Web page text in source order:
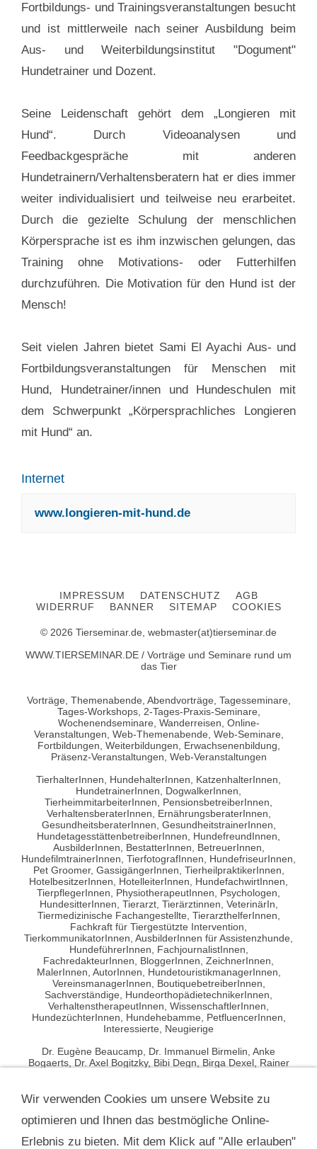
Fortbildungs- und Trainingsveranstaltungen besucht
und ist mittlerweile nach seiner Ausbildung beim
Aus- und Weiterbildungsinstitut "Dogument"
Hundetrainer und Dozent.
Seine Leidenschaft gehört dem „Longieren mit
Hund“. Durch Videoanalysen und
Feedbackgespräche mit anderen
Hundetrainern/Verhaltensberatern hat er dies immer
weiter individualisiert und teilweise neu erarbeitet.
Durch die gezielte Schulung der menschlichen
Körpersprache ist es ihm inzwischen gelungen, das
Training ohne Motivations- oder Futterhilfen
durchzuführen. Die Motivation für den Hund ist der
Mensch!
Seit vielen Jahren bietet Sami El Ayachi Aus- und
Fortbildungsveranstaltungen für Menschen mit
Hund, Hundetrainer/innen und Hundeschulen mit
dem Schwerpunkt „Körpersprachliches Longieren
mit Hund“ an.
Internet
www.longieren-mit-hund.de
IMPRESSUM DATENSCHUTZ
AGB
WIDERRUF
BANNER SITEMAP COOKIES
© 2026 Tierseminar.de, webmaster(at)tierseminar.de
WWW.TIERSEMINAR.DE / Vorträge und Seminare rund um
das Tier
Vorträge, Themenabende, Abendvorträge, Tagesseminare,
Tages-Workshops, 2-Tages-Praxis-Seminare,
Wochenendseminare, Wanderreisen, Online-
Veranstaltungen, Web-Themenabende, Web-Seminare,
Fortbildungen, Weiterbildungen, Erwachsenenbildung,
Präsenz-Veranstaltungen, Web-Veranstaltungen
TierhalterInnen, HundehalterInnen, KatzenhalterInnen,
HundetrainerInnen, DogwalkerInnen,
TierheimmitarbeiterInnen, PensionsbetreiberInnen,
VerhaltensberaterInnen, ErnährungsberaterInnen,
GesundheitsberaterInnen, GesundheitstrainerInnen,
HundetagesstättenbetreiberInnen, HundefreundInnen,
AusbilderInnen, BestatterInnen, BetreuerInnen,
HundefilmtrainerInnen, TierfotografInnen, HundefriseurInnen,
Pet Groomer, GassigängerInnen, TierheilpraktikerInnen,
HotelbesitzerInnen, HotelleiterInnen, HundefachwirtInnen,
TierpflegerInnen, PhysiotherapeutInnen, Psychologen,
HundesitterInnen, Tierarzt, Tierärztinnen, VeterinärIn,
Tiermedizinische Fachangestellte, TierarzthelferInnen,
Fachkraft für Tiergestützte Intervention,
TierkommunikatorInnen, AusbilderInnen für Assistenzhunde,
HundeführerInnen, FachjournalistInnen,
FachredakteurInnen, BloggerInnen, ZeichnerInnen,
MalerInnen, AutorInnen, HundetouristikmanagerInnen,
VereinsmanagerInnen, BoutiquebetreiberInnen,
Sachverständige, HundeorthopädietechnikerInnen,
VerhaltenstherapeutInnen, WissenschaftlerInnen,
HundezüchterInnen, Hundehebamme, PetfluencerInnen,
Interessierte, Neugierige
Dr. Eugène Beaucamp, Dr. Immanuel Birmelin, Anke
Bogaerts, Dr. Axel Bogitzky, Bibi Degn, Birga Dexel, Rainer
Professor Dr. Martin S. Fischer, Ellen Friedrich, Michael
Hartmann, Bianka Kerres, Ines Kivelitz, Dr. Nadine Klein, Dr.
Charlotte Kolodzey, Eva-Maria Krämer, Verena Kretzer, Petra
Kriegel, Gerd Leder, Perdita Lübbe-Scheuermann, Dr.
Wir verwenden Cookies um unsere Website zu
optimieren und Ihnen das bestmögliche Online-
Erlebnis zu bieten. Mit dem Klick auf "Alle erlauben"